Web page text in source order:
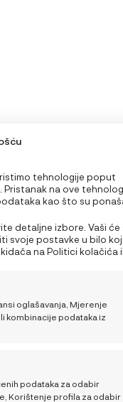
tehnologije poput
na ove
kao što su
utjecati na određene
detaljne izbore. Vaši će
svoje postavke u bilo
na Politici kolačića
oglašavanja, Mjerenje
kombinacije podataka iz
podataka za odabir
Korištenje profila za odabir
i sigurnost
zamjene i reklamacije